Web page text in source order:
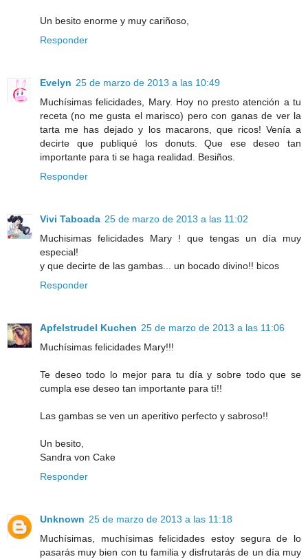
Un besito enorme y muy cariñoso,
Responder
Evelyn 25 de marzo de 2013 a las 10:49
Muchísimas felicidades, Mary. Hoy no presto atención a tu
receta (no me gusta el marisco) pero con ganas de ver la
tarta me has dejado y los macarons, que ricos! Venía a
decirte que publiqué los donuts. Que ese deseo tan
importante para ti se haga realidad. Besiños.
Responder
Vivi Taboada 25 de marzo de 2013 a las 11:02
Muchisimas felicidades Mary ! que tengas un día muy
especial!
y que decirte de las gambas... un bocado divino!! bicos
Responder
Apfelstrudel Kuchen 25 de marzo de 2013 a las 11:06
Muchísimas felicidades Mary!!!
Te deseo todo lo mejor para tu día y sobre todo que se
cumpla ese deseo tan importante para tí!!
Las gambas se ven un aperitivo perfecto y sabroso!!
Un besito,
Sandra von Cake
Responder
Unknown 25 de marzo de 2013 a las 11:18
Muchísimas, muchísimas felicidades estoy segura de lo
pasarás muy bien con tu familia y disfrutarás de un día muy